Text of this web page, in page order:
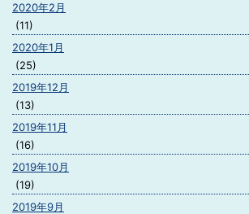
2020年2月
(11)
2020年1月
(25)
2019年12月
(13)
2019年11月
(16)
2019年10月
(19)
2019年9月